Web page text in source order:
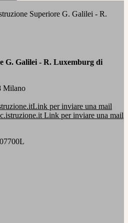
Superiore G. Galilei - R.
G. Galilei - R. Luxemburg di
Milano
Link per inviare una mail
Link per inviare una mail